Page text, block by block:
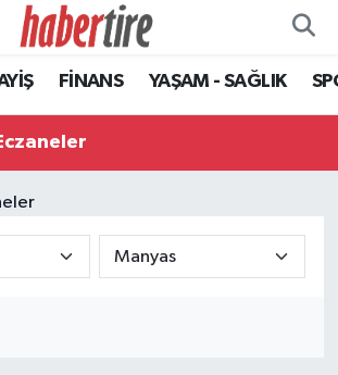
FİNANS YAŞAM - SAĞLIK
Eczaneler
Haritası
Durumu ve Fikstür